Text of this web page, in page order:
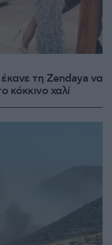
τη Zendaya να
κόκκινο χαλί